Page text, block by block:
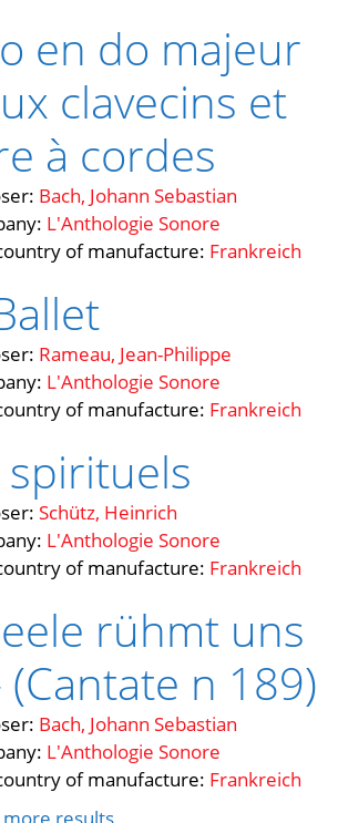
en do majeur
clavecins et
à cordes
Bach, Johann Sebastian
L'Anthologie Sonore
of manufacture: Frankreich
Rameau, Jean-Philippe
L'Anthologie Sonore
of manufacture: Frankreich
Schütz, Heinrich
L'Anthologie Sonore
of manufacture: Frankreich
rühmt uns
(Cantate n 189)
Bach, Johann Sebastian
L'Anthologie Sonore
of manufacture: Frankreich
results